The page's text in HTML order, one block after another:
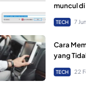
muncul
TECH 7
Cara
yang
TECH 22